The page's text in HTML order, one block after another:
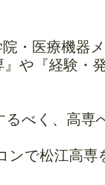
・医療機器
や『経験・
るべく、高専
ンで松江高専